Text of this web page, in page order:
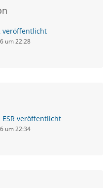
veröffentlicht
um 22:28
veröffentlicht
um 22:34